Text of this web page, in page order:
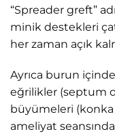
“Spreader greft”
minik destekleri
her zaman açık
Ayrıca burun
eğrilikler (septum
büyümeleri (konka
ameliyat